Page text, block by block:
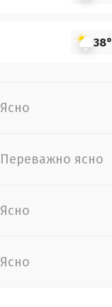
38°
Ясно
Переважно ясно
Ясно
Ясно